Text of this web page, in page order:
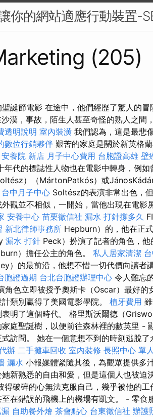
你的網站適應行動裝置-
(205)
誕節電影 在途中，他們經歷了驚人的
漠，事故，陌生人甚至奇怪的熟人之間
透明說明 室內裝潢 我們認為，這是最悲
數位行銷夥伴 艱苦的家庭是關於新英格
安養院 新店 月子中心費用 台胞證高雄 壁
年代的標誌性人物也在電影中轉身，例
）（MártonPatkós）或
台中月子中心 Soltész的表演非常出色，
觀並不相似，一開始，當他出現在電影
安養中心 苗栗徵信社 漏水 打針撐多久
新北律師事務所 Hepburn）的，他在正
漏水 打針 Peck）扮演了記者的角色，
）擔任公主的角色。 私人居家清潔
）的最前沿，他想不惜一切代價向讀者
胞證過期 台北台胞證辦理中心 令人難忘
色立即被授予奧斯卡（Oscar）最好的
類別贏得了美國電影學院。 植牙費用
明了這個時代。 格里斯沃爾德（
庭聖誕樹，以便前往森林裡的數英里 -
訪問。 她在一個意想不到的時刻逃脫了
辦 二手攤車回收 室內裝修 長照中心 單
漏水 小報媒體緊隨其後，為觀眾提供多
新熟悉的自由和愛，但是這個人也被迫
得破碎的心無法克服自己，幾乎被他的
在錯誤的飛機上的機場有凱文。 - 零食
自助餐外燴 茶會點心 台東徵信社 辦護